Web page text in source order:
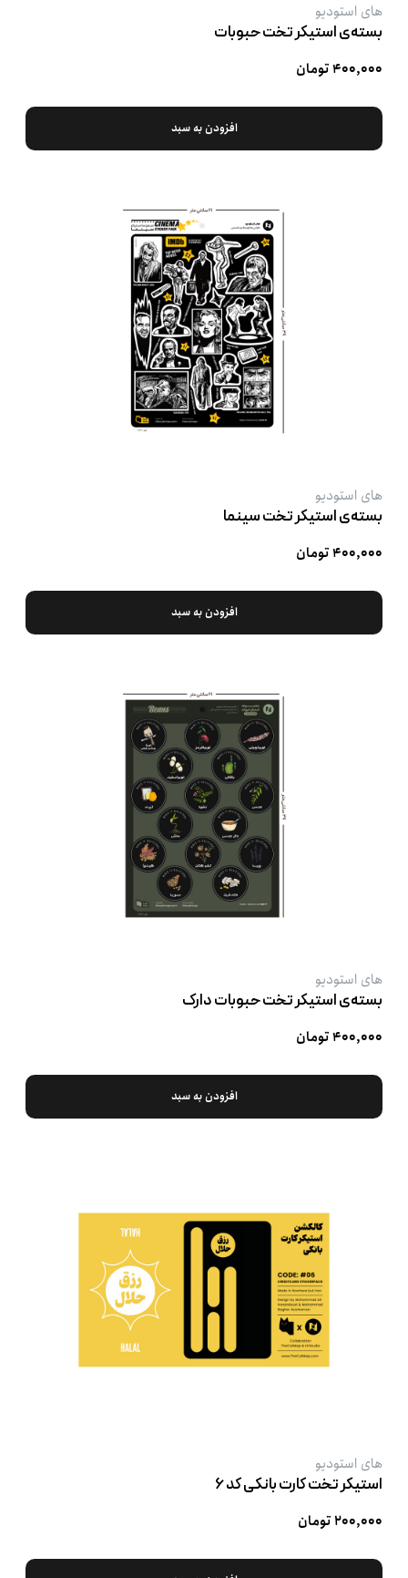
های استودیو
بسته‌ی استیکر تخت حبوبات
۴۰۰,۰۰۰ تومان
افزودن به سبد
های استودیو
بسته‌ی استیکر تخت سینما
۴۰۰,۰۰۰ تومان
افزودن به سبد
های استودیو
بسته‌ی استیکر تخت حبوبات دارک
۴۰۰,۰۰۰ تومان
افزودن به سبد
های استودیو
استیکر تخت کارت بانکی کد ۶
۲۰۰,۰۰۰ تومان